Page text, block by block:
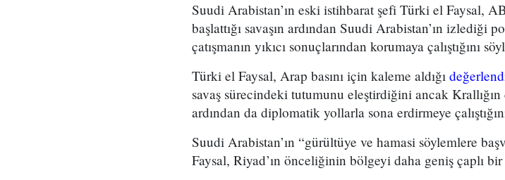
Suudi Arabistan’ın eski istihbarat şefi Türki el Faysal,
başlattığı savaşın ardından Suudi Arabistan’ın
çatışmanın yıkıcı sonuçlarından korumaya çalıştığını
Türki el Faysal, Arap basını için kaleme aldığı
savaş sürecindeki tutumunu eleştirdiğini ancak Krallığın
ardından da diplomatik yollarla sona erdirmeye
Suudi Arabistan’ın “gürültüye ve hamasi söylemlere
Faysal, Riyad’ın önceliğinin bölgeyi daha geniş çaplı